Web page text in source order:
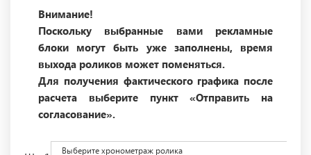
Внимание!
Поскольку выбранные вами рекламные
блоки могут быть уже заполнены, время
выхода роликов может поменяться.
Для получения фактического графика после
расчета выберите пункт «Отправить на
согласование».
Выберите хронометраж ролика